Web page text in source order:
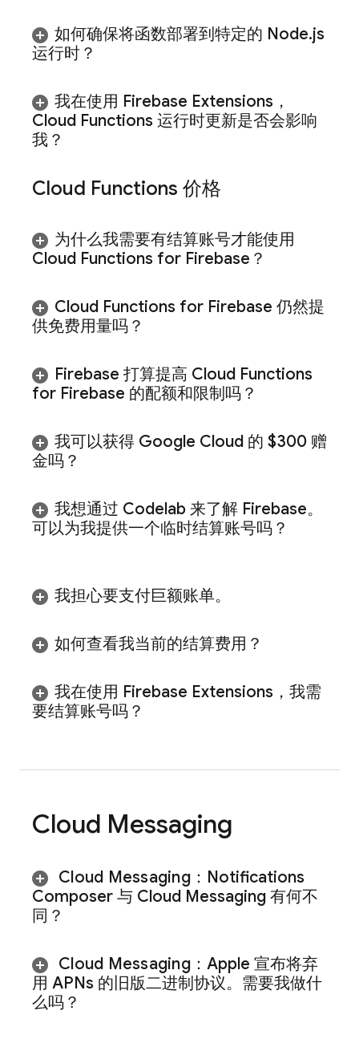
如何确保将函数部署到特定的 Node.js
运行时？
我在使用 Firebase Extensions，
Cloud Functions 运行时更新是否会影响
我？
Cloud Functions 价格
为什么我需要有结算账号才能使用
Cloud Functions for Firebase ？
Cloud Functions for Firebase 仍然提
供免费用量吗？
Firebase 打算提高 Cloud Functions
for Firebase 的配额和限制吗？
我可以获得 Google Cloud 的 $300 赠
金吗？
我想通过 Codelab 来了解 Firebase。
可以为我提供一个临时结算账号吗？
我担心要支付巨额账单。
如何查看我当前的结算费用？
我在使用 Firebase Extensions，我需
要结算账号吗？
Cloud Messaging
Cloud Messaging：Notifications
Composer 与 Cloud Messaging 有何不
同？
Cloud Messaging：Apple 宣布将弃
用 APNs 的旧版二进制协议。需要我做什
么吗？